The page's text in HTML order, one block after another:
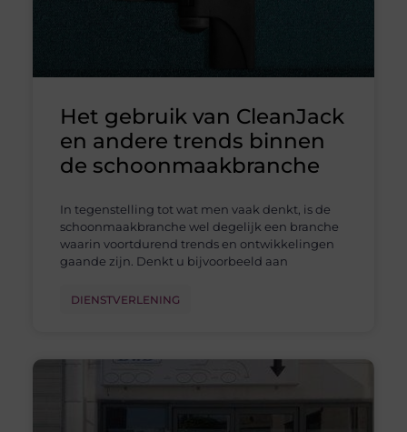
Het gebruik van CleanJack
en andere trends binnen
de schoonmaakbranche
In tegenstelling tot wat men vaak denkt, is de
schoonmaakbranche wel degelijk een branche
waarin voortdurend trends en ontwikkelingen
gaande zijn. Denkt u bijvoorbeeld aan
DIENSTVERLENING